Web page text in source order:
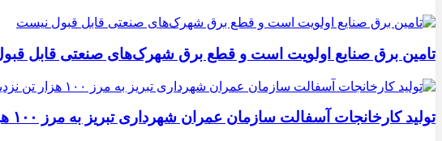
تامین برق صنایع اولویت است و قطع برق شهرک‌های صنعتی قابل
تولید کارخانجات آسفالت سازمان عمران شهرداری تبریز به مرز ۱۰۰ هزار تن نزدیک شد